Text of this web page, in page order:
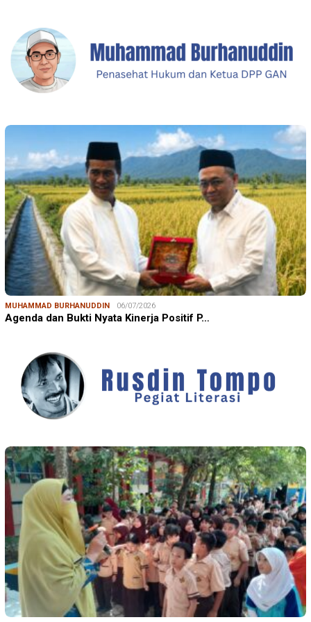
MUHAMMAD BURHANUDDIN 06/07/2026
Agenda dan Bukti Nyata Kinerja Positif P…